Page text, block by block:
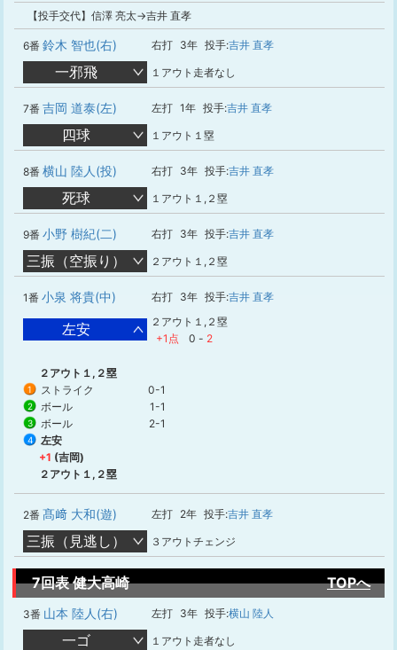
【投手交代】信澤 亮太→吉井 直孝
6番 鈴木 智也(右) 右打 3年 投手:吉井 直孝
一邪飛 １アウト走者なし
7番 吉岡 道泰(左) 左打 1年 投手:吉井 直孝
四球 １アウト１塁
8番 横山 陸人(投) 右打 3年 投手:吉井 直孝
死球 １アウト１,２塁
9番 小野 樹紀(二) 右打 3年 投手:吉井 直孝
三振（空振り） ２アウト１,２塁
1番 小泉 将貴(中) 右打 3年 投手:吉井 直孝
左安
２アウト１,２塁
+1点
0 - 2
２アウト１,２塁
1 ストライク 0-1
2 ボール 1-1
3 ボール 2-1
4
左安
+1 (吉岡)
２アウト１,２塁
2番 髙﨑 大和(遊) 左打 2年 投手:吉井 直孝
三振（見逃し） ３アウトチェンジ
7回表 健大高崎 TOPへ
3番 山本 陸人(右) 左打 3年 投手:横山 陸人
一ゴ １アウト走者なし